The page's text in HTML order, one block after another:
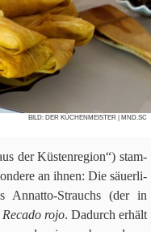
BILD: DER KÜCHENMEISTER | MND.SC
der Küsten­re­gion“) stam­
an ihnen: Die säu­er­li­
Annatto-Strauchs (der in
Recado rojo. Dadurch erhält